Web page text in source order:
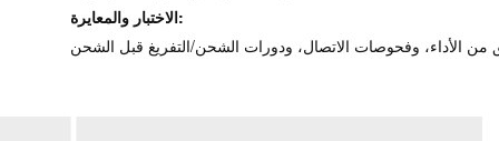
الاختبار والمعايرة: